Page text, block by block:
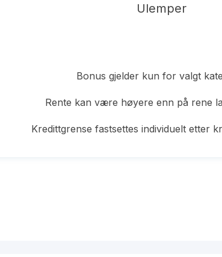
Ulemper
Bonus gjelder kun for valgt
Rente kan være høyere enn på rene
Kredittgrense fastsettes individuelt etter